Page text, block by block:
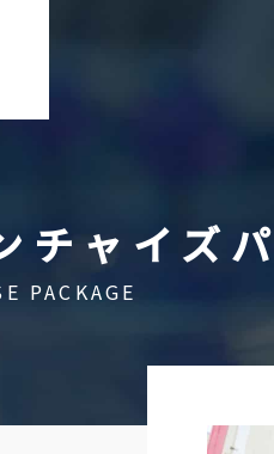
Contact
チャイズ
PACKAGE